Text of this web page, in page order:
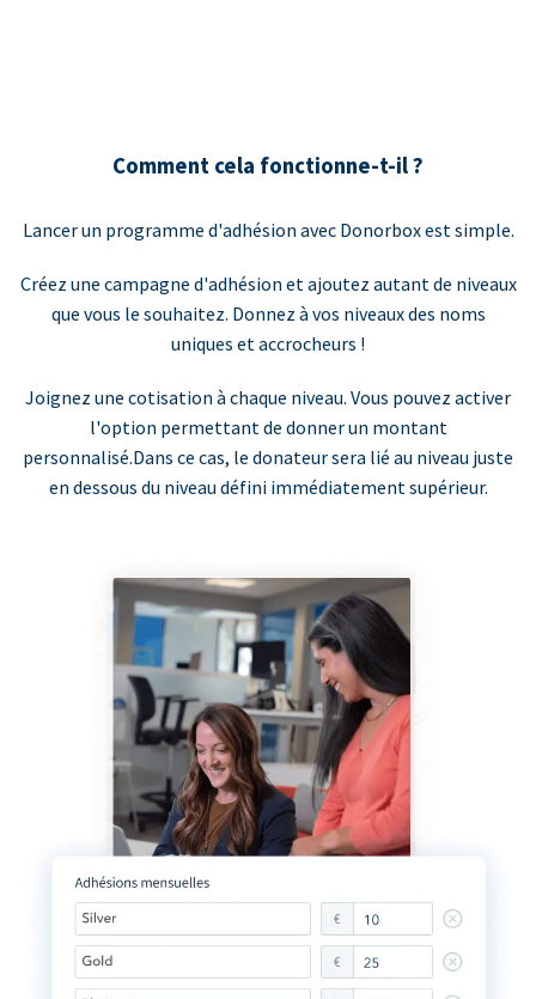
Comment cela fonctionne-t-il ?
Lancer un programme d'adhésion avec Donorbox est simple.
Créez une campagne d'adhésion et ajoutez autant de niveaux
que vous le souhaitez. Donnez à vos niveaux des noms
uniques et accrocheurs !
Joignez une cotisation à chaque niveau. Vous pouvez activer
l'option permettant de donner un montant
personnalisé.Dans ce cas, le donateur sera lié au niveau juste
en dessous du niveau défini immédiatement supérieur.